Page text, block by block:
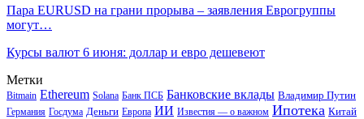
Пара EURUSD на грани прорыва – заявления Еврогруппы
могут…
Курсы валют 6 июня: доллар и евро дешевеют
Метки
Bitmain Ethereum Solana Банк ПСБ Банковские вклады Владимир Путин
Германия Госдума Деньги Европа ИИ Известия — о важном Ипотека Китай